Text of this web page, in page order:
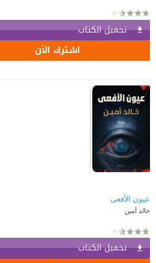
تحميل الكتاب
اشترك الآن
عيون الأفعى
خالد أمين
تحميل الكتاب